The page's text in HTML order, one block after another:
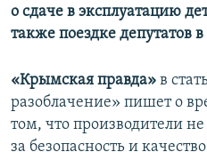
о сдаче в эксплуатацию
также поездке депутатов
«Крымская правда» в
разоблачение» пишет о
том, что производители не
за безопасность и